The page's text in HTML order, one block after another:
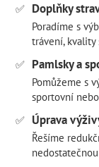
✅ Doplňky
Poradíme s
trávení,
✅ Pamlsky a
Pomůžeme s
sportovní
✅ Úprava
Řešíme